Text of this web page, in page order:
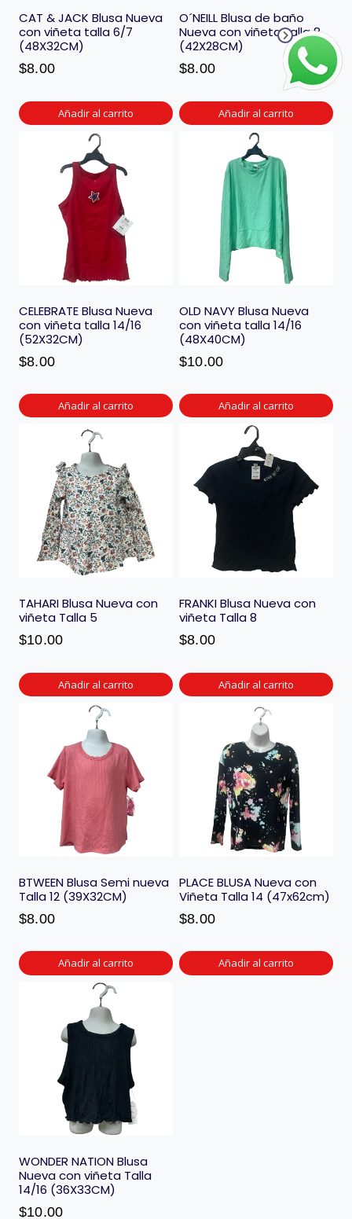
CAT & JACK Blusa Nueva
con viñeta talla 6/7
(48X32CM)
$8.00
Añadir al carrito
O´NEILL Blusa de baño
Nueva con viñeta talla 8
(42X28CM)
$8.00
Añadir al carrito
CELEBRATE Blusa Nueva
con viñeta talla 14/16
(52X32CM)
$8.00
Añadir al carrito
OLD NAVY Blusa Nueva
con viñeta talla 14/16
(48X40CM)
$10.00
Añadir al carrito
TAHARI Blusa Nueva con
viñeta Talla 5
$10.00
Añadir al carrito
FRANKI Blusa Nueva con
viñeta Talla 8
$8.00
Añadir al carrito
BTWEEN Blusa Semi nueva
Talla 12 (39X32CM)
$8.00
Añadir al carrito
PLACE BLUSA Nueva con
Viñeta Talla 14 (47x62cm)
$8.00
Añadir al carrito
WONDER NATION Blusa
Nueva con viñeta Talla
14/16 (36X33CM)
$10.00